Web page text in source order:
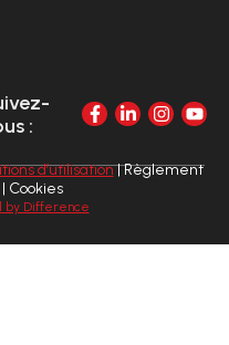
:
d’utilisation| Règlement
Cookies
by Difference